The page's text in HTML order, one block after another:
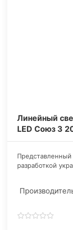
Линейный
LED Союз 3
​Представленный
разработкой
простой